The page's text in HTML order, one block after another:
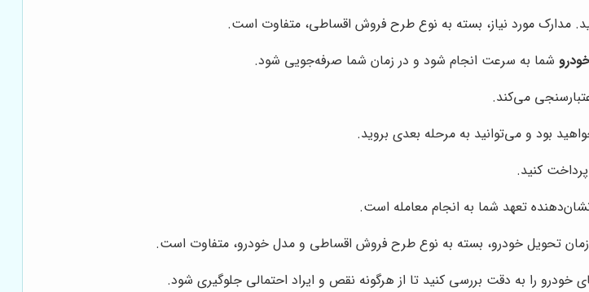
مدارک مورد نیاز، بسته به نوع طرح فروش اقساطی، متفاوت است.
شما به سرعت انجام شود و در زمان شما صرفه‌جویی شود.
می‌کند.
بود و می‌توانید به مرحله بعدی بروید.
کنید.
تعهد شما به انجام معامله است.
تحویل خودرو، بسته به نوع طرح فروش اقساطی و مدل خودرو، متفاوت است.
را به دقت بررسی کنید تا از هرگونه نقص و ایراد احتمالی جلوگیری شود.